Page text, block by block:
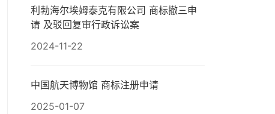
利勃海尔埃姆泰克有限公司 商标撤三申
请 及驳回复审行政诉讼案
2024-11-22
中国航天博物馆 商标注册申请
2025-01-07